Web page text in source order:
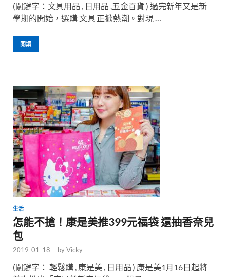
(關鍵字：文具用品 , 日用品 ,五金百貨 ) 過完新年又是新
學期的開始，選購 文具 正掀熱潮。對現 …
閱讀
生活
怎能不搶！康是美推399元福袋 還抽香奈兒
包
2019-01-18 - byVicky
(關鍵字： 輕鬆購 , 康是美 , 日用品 ) 康是美1月16日起將